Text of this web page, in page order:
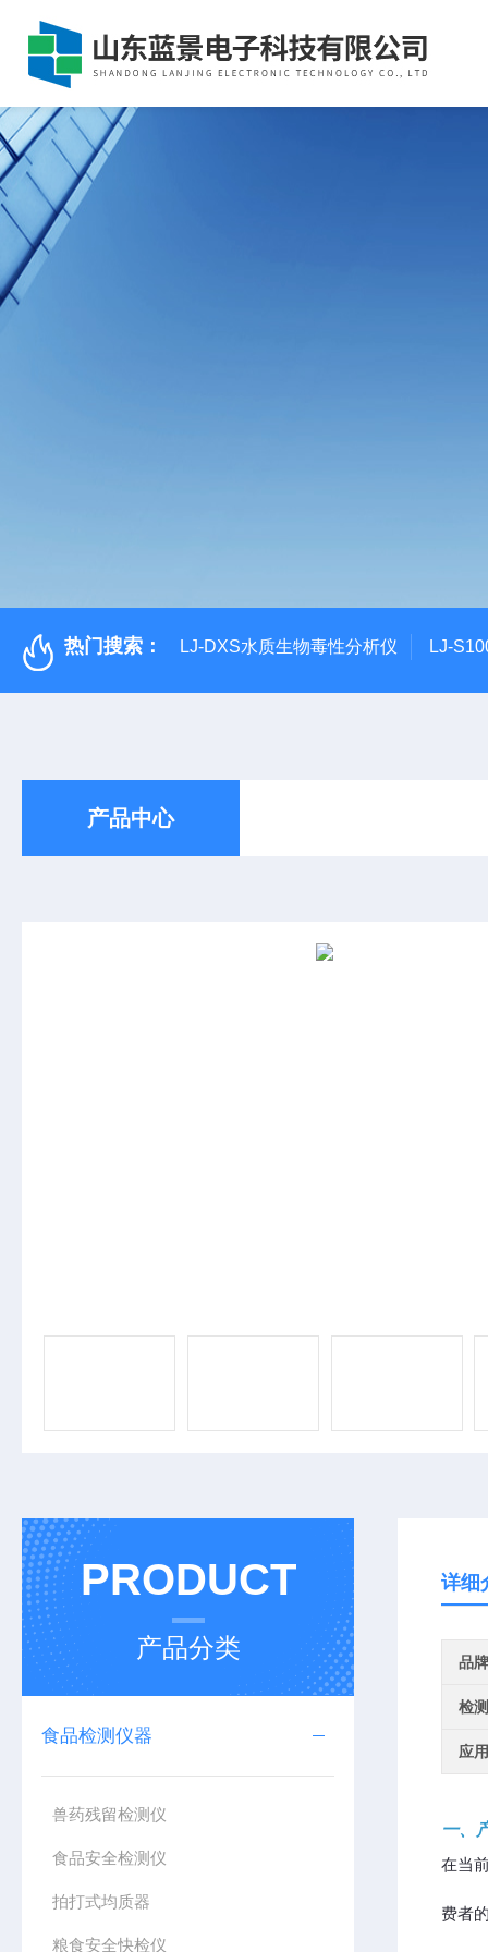
热门搜索： LJ-DXS水质生物毒性分析仪 LJ-
产品中心
PRODUCT
产品分类
食品检测仪器
兽药残留检测仪
食品安全检测仪
拍打式均质器
粮食安全快检仪
详细
品牌
检
应
一、
在当
费者